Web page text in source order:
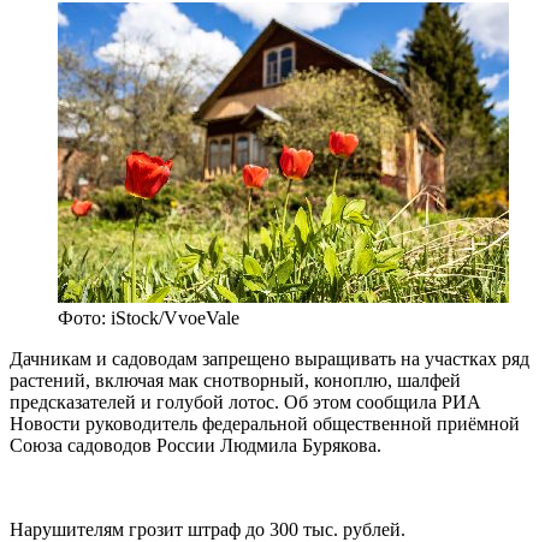
Фото: iStock/VvoeVale
Дачникам и садоводам запрещено выращивать на участках ряд
растений, включая мак снотворный, коноплю, шалфей
предсказателей и голубой лотос. Об этом сообщила РИА
Новости руководитель федеральной общественной приёмной
Союза садоводов России Людмила Бурякова.
Нарушителям грозит штраф до 300 тыс. рублей.